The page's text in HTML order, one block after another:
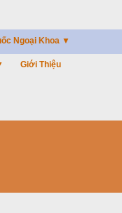
Ngoại Khoa ▼
Giới Thiệu